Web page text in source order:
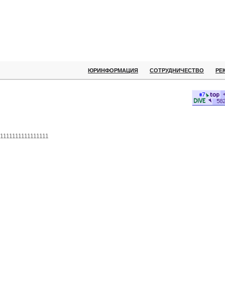
ЮРИНФОРМАЦИЯ СОТРУДНИЧЕСТВО
1111111111111111